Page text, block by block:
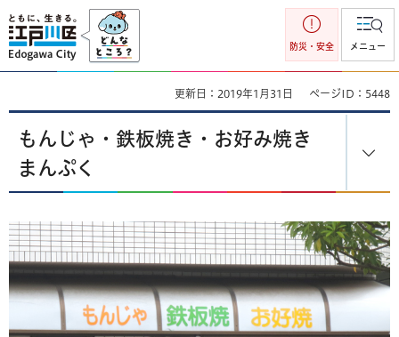
江戸川区
防災・安全 メニュー
更新日：2019年1月31日 ページID：5448
もんじゃ・鉄板焼き・お好み焼き
まんぷく